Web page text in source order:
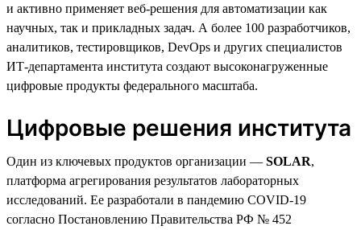
и активно применяет веб-решения для автоматизации как
научных, так и прикладных задач. А более 100 разработчиков,
аналитиков, тестировщиков, DevOps и других специалистов
ИТ-департамента института создают высоконагруженные
цифровые продукты федерального масштаба.
Цифровые решения института
Один из ключевых продуктов организации — SOLAR,
платформа агрегирования результатов лабораторных
исследований. Ее разработали в пандемию COVID-19
согласно Постановлению Правительства РФ № 452